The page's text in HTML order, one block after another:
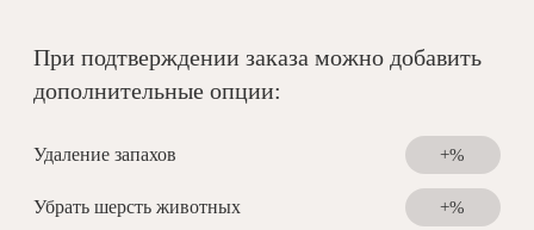
При подтверждении заказа можно добавить
дополнительные опции:
Удаление запахов +%
Убрать шерсть животных +%